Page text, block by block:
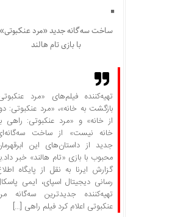
ساخت سه‌گانه جدید «مرد عنکبوتی»
با بازی تام هالند
تهیه‌کننده فیلم‌های «مرد
بازگشت به خانه»، «مرد عنکبوتی:
از خانه» و «مرد عنکبوتی: راهی
خانه نیست» از ساخت
جدید از داستان‌های این
محبوب با بازی «تام هالند» خبر
گزارش ایرنا به نقل از پایگاه
رسانی دیجیتال اسپای، ایمی
تهیه‌کننده جدیدترین سه‌گانه
عنکبوتی اعلام کرد فیلم راهی […]